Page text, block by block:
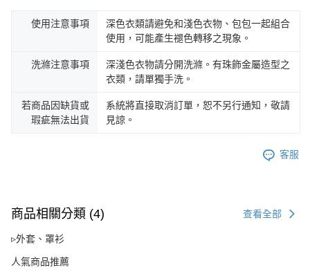
使用注意事項
深色衣類請避免和淺色衣物、包包一起組合
使用，可能產生褪色轉移之現象。
洗滌注意事項
深淺色衣物請分開洗滌。有珠飾金屬造型之
衣類，請單獨手洗。
若商品因缺貨或
瑕疵無法出貨
系統將直接取消訂單，恕不另行通知，敬請
見諒。
客服
商品相關分類 (4) 查看全部
▹外套、罩衫
人氣商品推薦